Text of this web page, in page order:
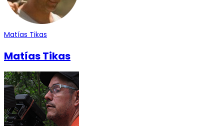
Matías Tikas
Matías Tikas